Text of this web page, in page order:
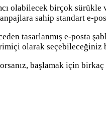
olabilecek birçok sürükle
sahip standart e-
tasarlanmış e-posta
olarak
başlamak için